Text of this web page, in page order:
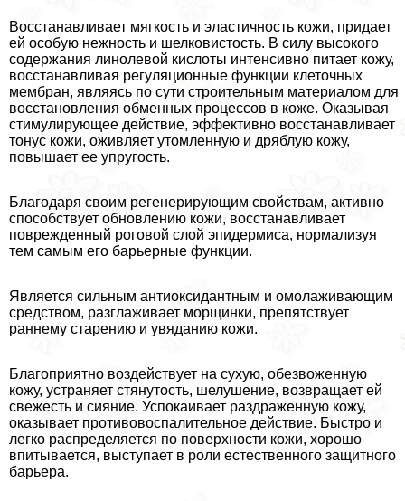
Восстанавливает мягкость и эластичность кожи, придает
ей особую нежность и шелковистость. В силу высокого
содержания линолевой кислоты интенсивно питает кожу,
восстанавливая регуляционные функции клеточных
мембран, являясь по сути строительным материалом для
восстановления обменных процессов в коже. Оказывая
стимулирующее действие, эффективно восстанавливает
тонус кожи, оживляет утомленную и дряблую кожу,
повышает ее упругость.
Благодаря своим регенерирующим свойствам, активно
способствует обновлению кожи, восстанавливает
поврежденный роговой слой эпидермиса, нормализуя
тем самым его барьерные функции.
Является сильным антиоксидантным и омолаживающим
средством, разглаживает морщинки, препятствует
раннему старению и увяданию кожи.
Благоприятно воздействует на сухую, обезвоженную
кожу, устраняет стянутость, шелушение, возвращает ей
свежесть и сияние. Успокаивает раздраженную кожу,
оказывает противовоспалительное действие. Быстро и
легко распределяется по поверхности кожи, хорошо
впитывается, выступает в роли естественного защитного
барьера.